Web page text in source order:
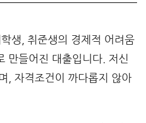
생, 취준생의 경제적 어려움
만들어진 대출입니다. 저신
, 자격조건이 까다롭지 않아